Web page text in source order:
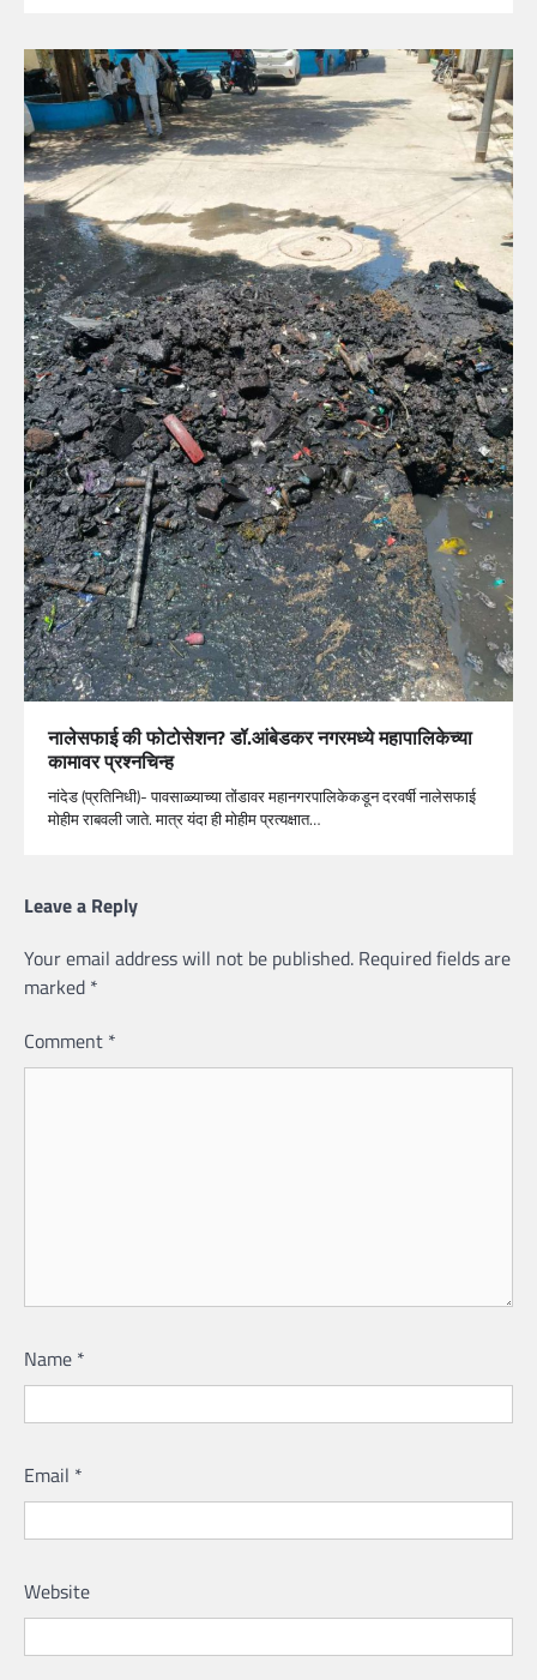
नालेसफाई की फोटोसेशन? डॉ.आंबेडकर नगरमध्ये महापालिकेच्या
कामावर प्रश्नचिन्ह
नांदेड (प्रतिनिधी)- पावसाळ्याच्या तोंडावर महानगरपालिकेकडून दरवर्षी नालेसफाई
मोहीम राबवली जाते. मात्र यंदा ही मोहीम प्रत्यक्षात…
Leave a Reply
Your email address will not be published. Required fields are
marked *
Comment *
Name *
Email *
Website